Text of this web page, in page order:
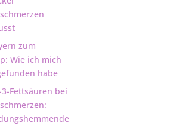
zum
Wie ich mich
habe
3-Fettsäuren bei